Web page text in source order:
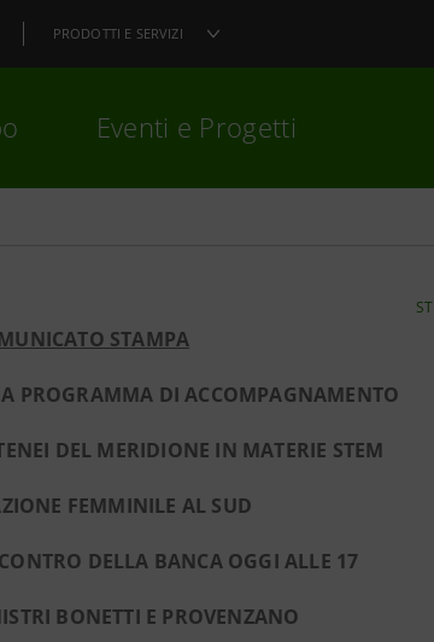
PRODOTTI E SERVIZI
Eventi e Progetti
STAMPA
PROGRAMMA DI ACCOMPAGNAMENTO
DEL MERIDIONE IN MATERIE STEM
FEMMINILE AL SUD
DELLA BANCA OGGI ALLE 17
BONETTI E PROVENZANO